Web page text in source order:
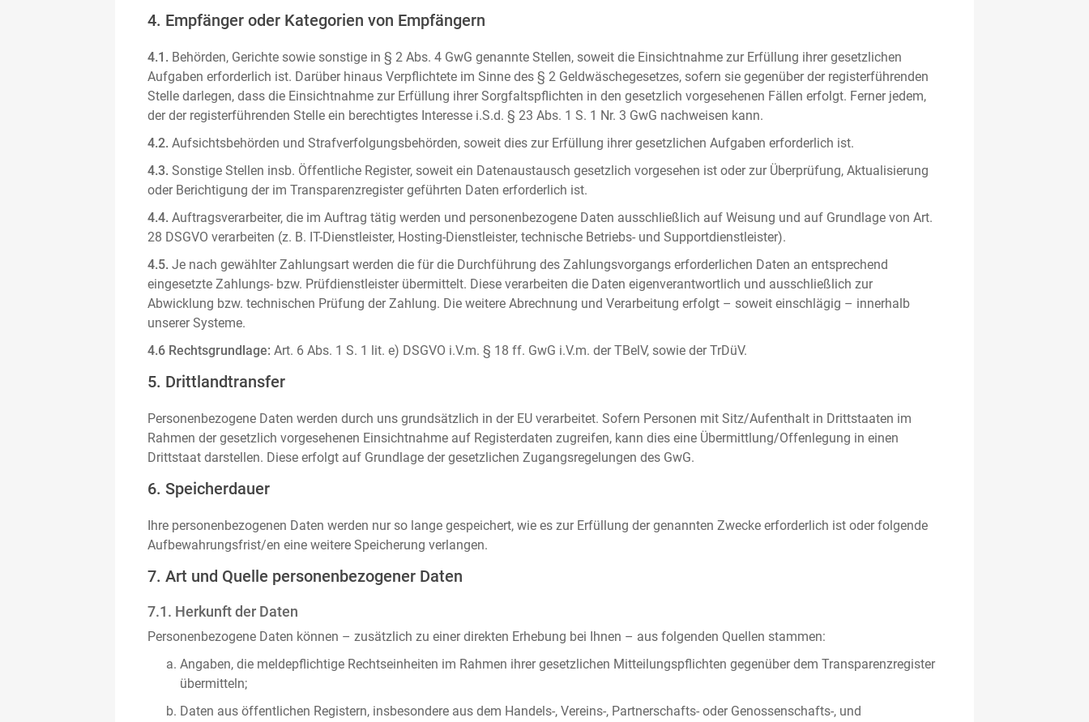
4. Empfänger oder Kategorien von Empfängern
4.1. Behörden, Gerichte sowie sonstige in § 2 Abs. 4 GwG genannte Stellen, soweit die Einsichtnahme zur Erfüllung ihrer gesetzlichen
Aufgaben erforderlich ist. Darüber hinaus Verpflichtete im Sinne des § 2 Geldwäschegesetzes, sofern sie gegenüber der registerführenden
Stelle darlegen, dass die Einsichtnahme zur Erfüllung ihrer Sorgfaltspflichten in den gesetzlich vorgesehenen Fällen erfolgt. Ferner jedem,
der der registerführenden Stelle ein berechtigtes Interesse i.S.d. § 23 Abs. 1 S. 1 Nr. 3 GwG nachweisen kann.
4.2. Aufsichtsbehörden und Strafverfolgungsbehörden, soweit dies zur Erfüllung ihrer gesetzlichen Aufgaben erforderlich ist.
4.3. Sonstige Stellen insb. Öffentliche Register, soweit ein Datenaustausch gesetzlich vorgesehen ist oder zur Überprüfung, Aktualisierung
oder Berichtigung der im Transparenzregister geführten Daten erforderlich ist.
4.4. Auftragsverarbeiter, die im Auftrag tätig werden und personenbezogene Daten ausschließlich auf Weisung und auf Grundlage von Art.
28 DSGVO verarbeiten (z. B. IT-Dienstleister, Hosting-Dienstleister, technische Betriebs- und Supportdienstleister).
4.5. Je nach gewählter Zahlungsart werden die für die Durchführung des Zahlungsvorgangs erforderlichen Daten an entsprechend
eingesetzte Zahlungs- bzw. Prüfdienstleister übermittelt. Diese verarbeiten die Daten eigenverantwortlich und ausschließlich zur
Abwicklung bzw. technischen Prüfung der Zahlung. Die weitere Abrechnung und Verarbeitung erfolgt – soweit einschlägig – innerhalb
unserer Systeme.
4.6 Rechtsgrundlage: Art. 6 Abs. 1 S. 1 lit. e) DSGVO i.V.m. § 18 ff. GwG i.V.m. der TBelV, sowie der TrDüV.
5. Drittlandtransfer
Personenbezogene Daten werden durch uns grundsätzlich in der EU verarbeitet. Sofern Personen mit Sitz/Aufenthalt in Drittstaaten im
Rahmen der gesetzlich vorgesehenen Einsichtnahme auf Registerdaten zugreifen, kann dies eine Übermittlung/Offenlegung in einen
Drittstaat darstellen. Diese erfolgt auf Grundlage der gesetzlichen Zugangsregelungen des GwG.
6. Speicherdauer
Ihre personenbezogenen Daten werden nur so lange gespeichert, wie es zur Erfüllung der genannten Zwecke erforderlich ist oder folgende
Aufbewahrungsfrist/en eine weitere Speicherung verlangen.
7. Art und Quelle personenbezogener Daten
7.1. Herkunft der Daten
Personenbezogene Daten können – zusätzlich zu einer direkten Erhebung bei Ihnen – aus folgenden Quellen stammen:
Angaben, die meldepflichtige Rechtseinheiten im Rahmen ihrer gesetzlichen Mitteilungspflichten gegenüber dem Transparenzregister
übermitteln;
Daten aus öffentlichen Registern, insbesondere aus dem Handels-, Vereins-, Partnerschafts- oder Genossenschafts-, und